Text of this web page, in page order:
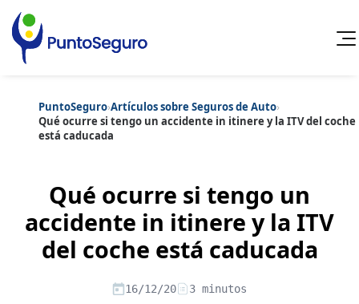
Cancelar
Artículos sobre Otros Seguros
Artículos sobre Seguros de Auto
Artículos sobre Seguros de Hogar
Artículos sobre Seguros de SaludContenido extra
Artículos sobre Convenios Colectivos
Artículos sobre Seguros de Vida Hipoteca
PuntoSeguro›Artículos sobre Seguros de Auto›
Qué ocurre si tengo un accidente in itinere y la ITV del coche
está caducada
Qué ocurre si tengo un
accidente in itinere y la ITV
del coche está caducada
16/12/20 3 minutos